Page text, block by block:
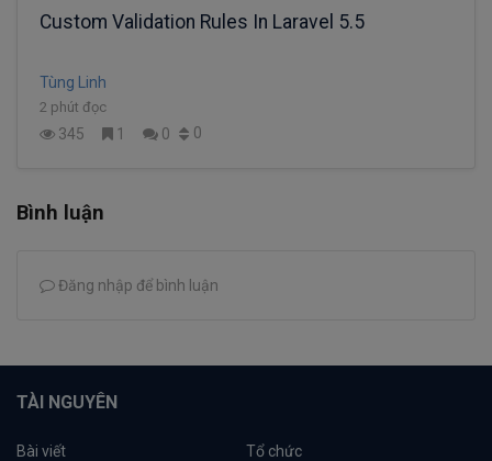
Custom Validation Rules In Laravel 5.5
Tùng Linh
2 phút đọc
345 1 0 0
Bình luận
Đăng nhập để bình luận
TÀI NGUYÊN
Bài viết Tổ chức